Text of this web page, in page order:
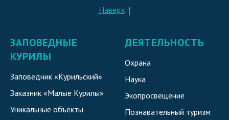
Наверх
ЗАПОВЕДНЫЕ
КУРИЛЫ
Заповедник «Курильский»
Заказник «Малые Курилы»
Уникальные объекты
ДЕЯТЕЛЬНОСТЬ
Охрана
Наука
Экопросвещение
Познавательный туризм